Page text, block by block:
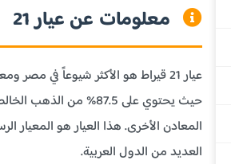
معلومات عن عيار 21
عيار 21 قيراط هو الأكثر شيوعاً في مصر
المعادن الأخرى. هذا العيار هو المعيار
العديد من الدول العربية.